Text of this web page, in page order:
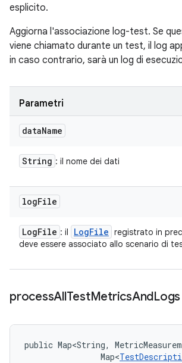
esplicito.
Aggiorna l'associazione log-test. Se
viene chiamato durante un test, il log
in caso contrario, sarà un log di
Parametri
dataName
String : il nome dei dati
logFile
LogFile : il LogFile registrato in
deve essere associato allo scenario di
processAllTestMetricsAndLogs
public Map<String,
                Map<